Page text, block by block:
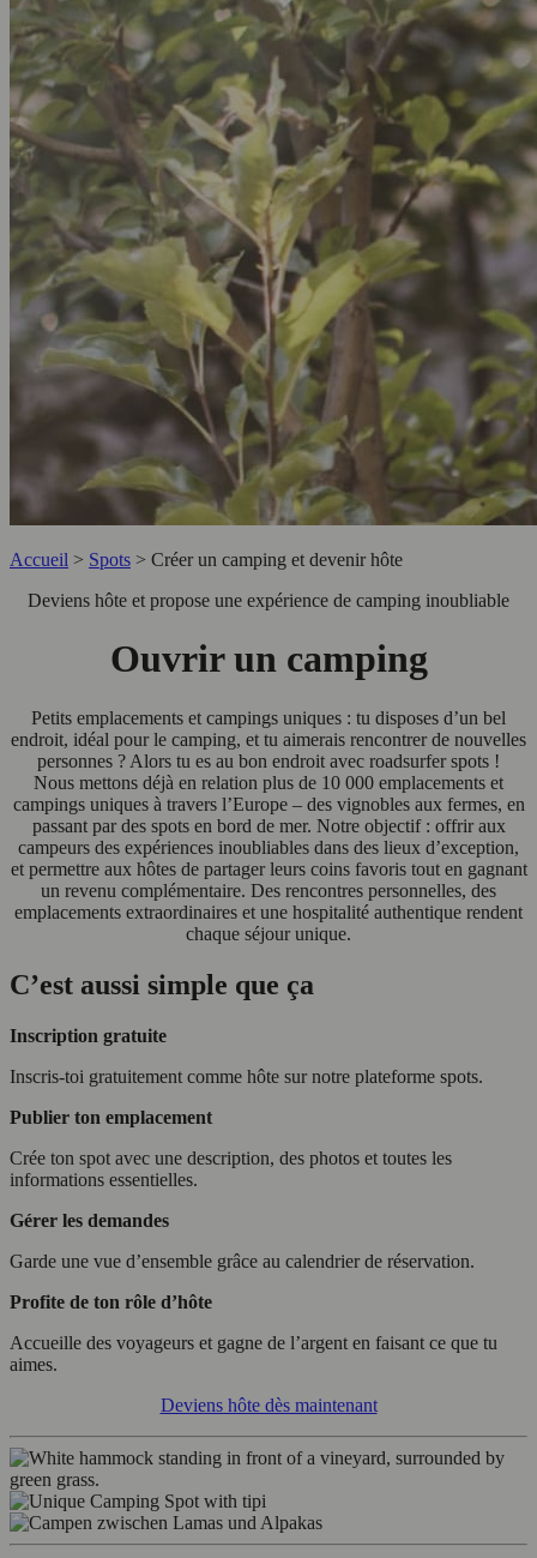
Accueil > Spots > Créer un camping et devenir hôte
Deviens hôte et propose une expérience de camping inoubliable
Ouvrir un camping
Petits emplacements et campings uniques : tu disposes d’un bel
endroit, idéal pour le camping, et tu aimerais rencontrer de nouvelles
personnes ? Alors tu es au bon endroit avec roadsurfer spots !
Nous mettons déjà en relation plus de 10 000 emplacements et
campings uniques à travers l’Europe – des vignobles aux fermes, en
passant par des spots en bord de mer. Notre objectif : offrir aux
campeurs des expériences inoubliables dans des lieux d’exception,
et permettre aux hôtes de partager leurs coins favoris tout en gagnant
un revenu complémentaire. Des rencontres personnelles, des
emplacements extraordinaires et une hospitalité authentique rendent
chaque séjour unique.
C’est aussi simple que ça
Inscription gratuite
Inscris-toi gratuitement comme hôte sur notre plateforme spots.
Publier ton emplacement
Crée ton spot avec une description, des photos et toutes les
informations essentielles.
Gérer les demandes
Garde une vue d’ensemble grâce au calendrier de réservation.
Profite de ton rôle d’hôte
Accueille des voyageurs et gagne de l’argent en faisant ce que tu
aimes.
Deviens hôte dès maintenant